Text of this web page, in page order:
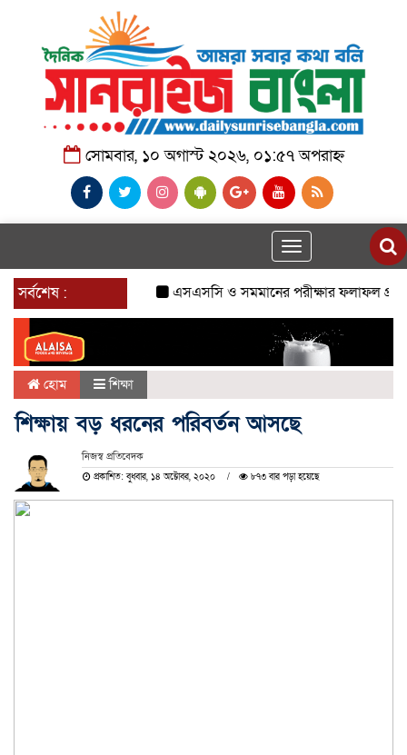
সোমবার, ১০ অগাস্ট ২০২৬, ০১:৫৭ অপরাহ্ন
Toggle
navigation
সর্বশেষ :
এসএসসি ও সমমানের পরীক্ষার ফলাফল
হোম শিক্ষা
শিক্ষায় বড় ধরনের পরিবর্তন আসছে
নিজস্ব প্রতিবেদক
প্রকাশিত: বুধবার, ১৪ অক্টোবর, ২০২০ ৮৭৩ বার পড়া হয়েছে